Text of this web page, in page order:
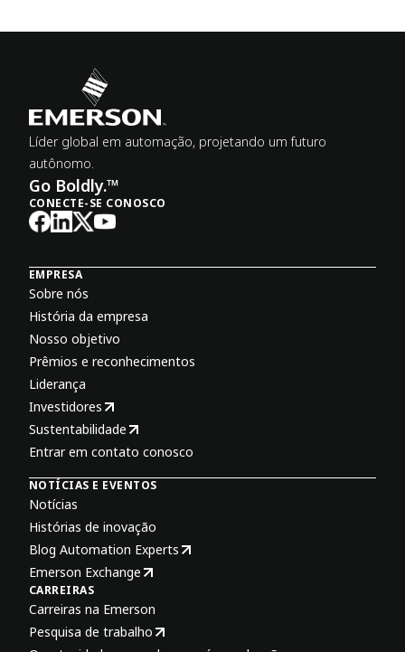
Líder global em automação, projetando um futuro
autônomo.
Go Boldly.™
CONECTE-SE CONOSCO
EMPRESA
Sobre nós
História da empresa
Nosso objetivo
Prêmios e reconhecimentos
Liderança
Investidores
Sustentabilidade
Entrar em contato conosco
NOTÍCIAS E EVENTOS
Notícias
Histórias de inovação
Blog Automation Experts
Emerson Exchange
CARREIRAS
Carreiras na Emerson
Pesquisa de trabalho